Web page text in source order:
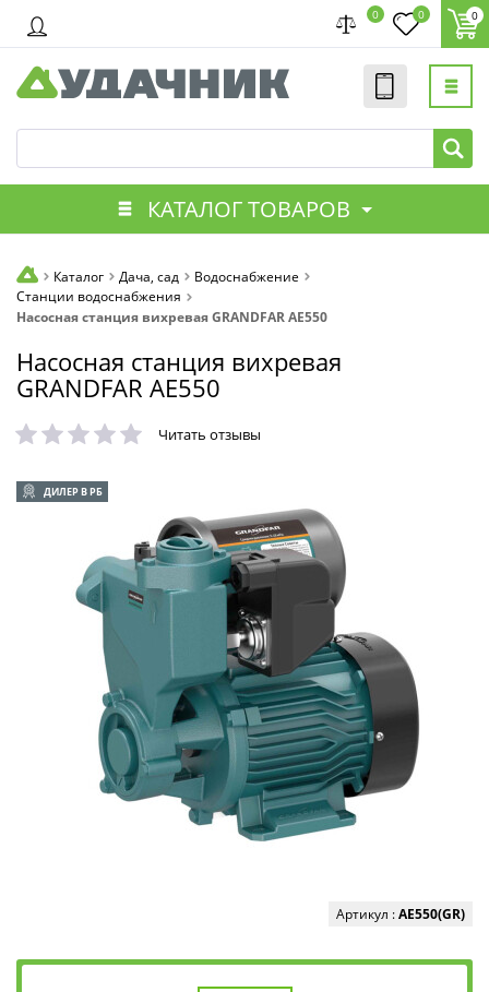
0 0 0
КАТАЛОГ ТОВАРОВ
Каталог Дача, сад
Водоснабжение
Станции водоснабжения
Насосная станция вихревая GRANDFAR AE550
Насосная станция вихревая
GRANDFAR AE550
Читать отзывы
ДИЛЕР В РБ
Артикул :AE550(GR)